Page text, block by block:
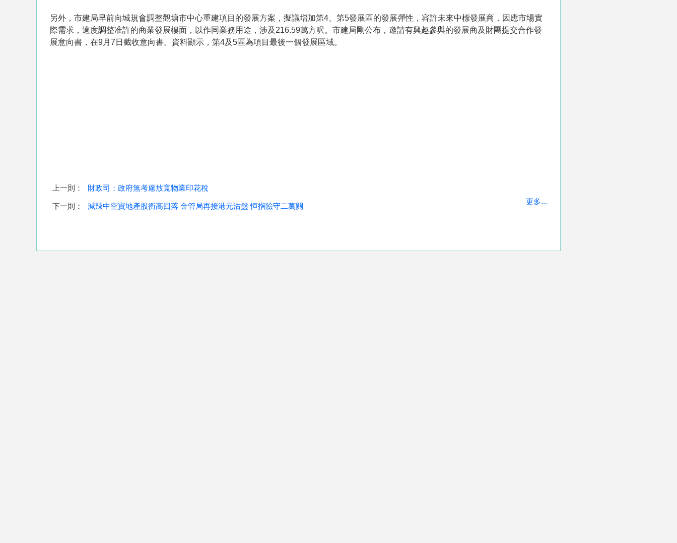
另外，市建局早前向城規會調整觀塘市中心重建項目的發展方案，擬議增加第4、第5發展區的發展彈性，容許未來中標發展商，因應市場實
際需求，適度調整准許的商業發展樓面，以作同業務用途，涉及216.59萬方呎。市建局剛公布，邀請有興趣參與的發展商及財團提交合作發
展意向書，在9月7日截收意向書。資料顯示，第4及5區為項目最後一個發展區域。
上一則： 財政司：政府無考慮放寬物業印花稅
下一則： 減辣中空寶地產股衝高回落 金管局再接港元沽盤 恒指險守二萬關
更多...